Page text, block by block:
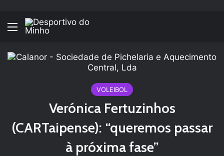
Menu
VOLEIBOL
Verónica Fertuzinhos
(CARTaipense): “queremos passar
à próxima fase”